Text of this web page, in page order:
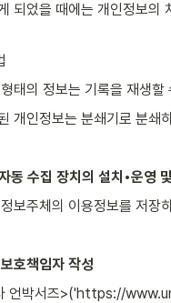
되었을 때에는 개인정보의
태의 정보는 기록을 재생
개인정보는 분쇄기로 분쇄
동 수집 장치의 설치•운영
보주체의 이용정보를 저장
호책임자 작성
언박서즈>('https://